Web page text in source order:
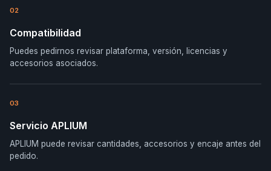
02
Compatibilidad
Puedes pedirnos revisar plataforma, versión, licencias y
accesorios asociados.
03
Servicio APLIUM
APLIUM puede revisar cantidades, accesorios y encaje antes del
pedido.